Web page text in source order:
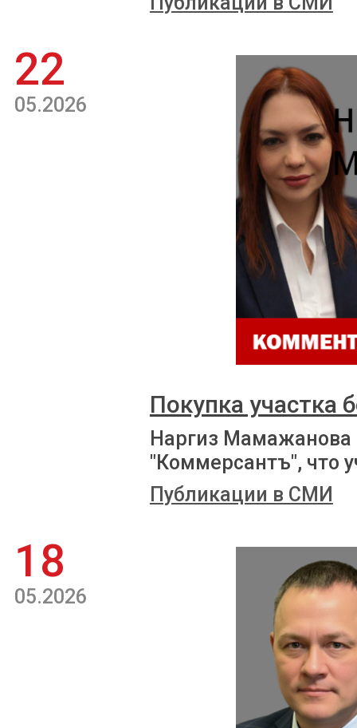
22
05.2026
Покупка участка
Наргиз Мамажанова
"Коммерсантъ", что
Публикации в СМИ
18
05.2026